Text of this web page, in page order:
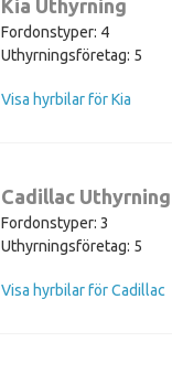
Kia Uthyrning
Fordonstyper: 4
Uthyrningsföretag: 5
Visa hyrbilar för Kia
Cadillac Uthyrning
Fordonstyper: 3
Uthyrningsföretag: 5
Visa hyrbilar för Cadillac